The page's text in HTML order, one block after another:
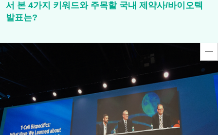
서 본 4가지 키워드와 주목할 국내 제약사/바이오텍
발표는?